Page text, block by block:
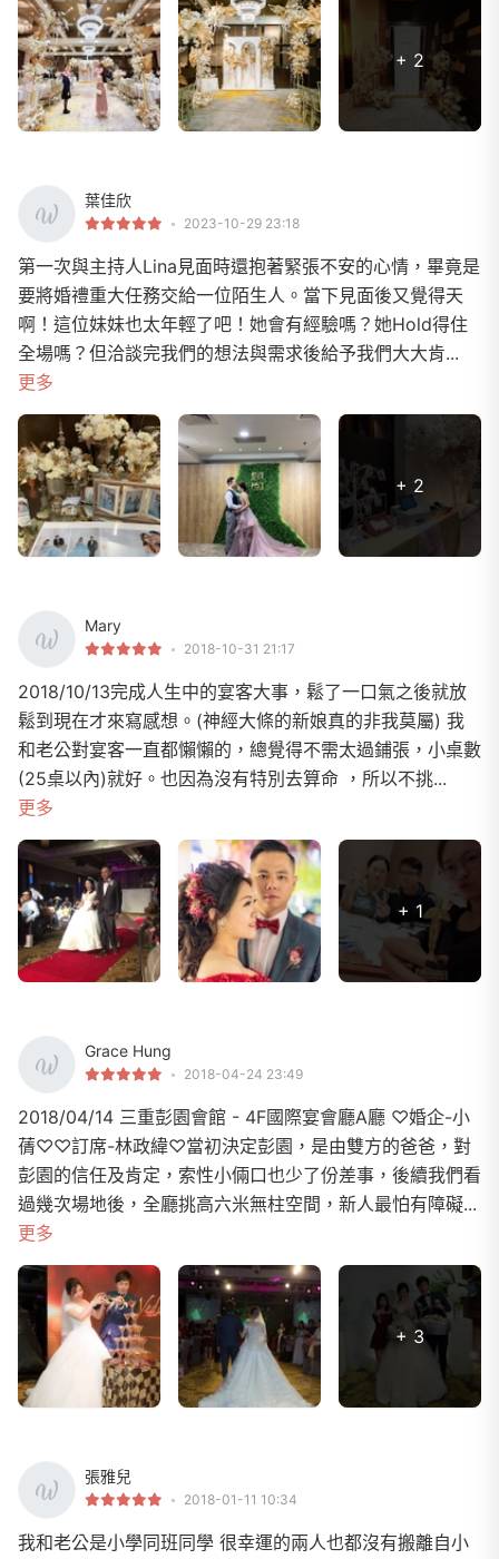
+ 2
葉佳欣
2023-10-29 23:18
第一次與主持人Lina見面時還抱著緊張不安的心情，畢竟是
要將婚禮重大任務交給一位陌生人。當下見面後又覺得天
啊！這位妹妹也太年輕了吧！她會有經驗嗎？她Hold得住
全場嗎？但洽談完我們的想法與需求後給予我們大大肯...
更多
+ 2
Mary
2018-10-31 21:17
2018/10/13完成人生中的宴客大事，鬆了一口氣之後就放
鬆到現在才來寫感想。(神經大條的新娘真的非我莫屬) 我
和老公對宴客一直都懶懶的，總覺得不需太過鋪張，小桌數
(25桌以內)就好。也因為沒有特別去算命 ，所以不挑...
更多
+ 1
Grace Hung
2018-04-24 23:49
2018/04/14 三重彭園會館 - 4F國際宴會廳A廳 ♡婚企-小
蒨♡♡訂席-林政緯♡當初決定彭園，是由雙方的爸爸，對
彭園的信任及肯定，索性小倆口也少了份差事，後續我們看
過幾次場地後，全廳挑高六米無柱空間，新人最怕有障礙...
更多
+ 3
張雅兒
2018-01-11 10:34
我和老公是小學同班同學 很幸運的兩人也都沒有搬離自小